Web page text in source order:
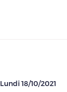
Lundi 18/10/2021